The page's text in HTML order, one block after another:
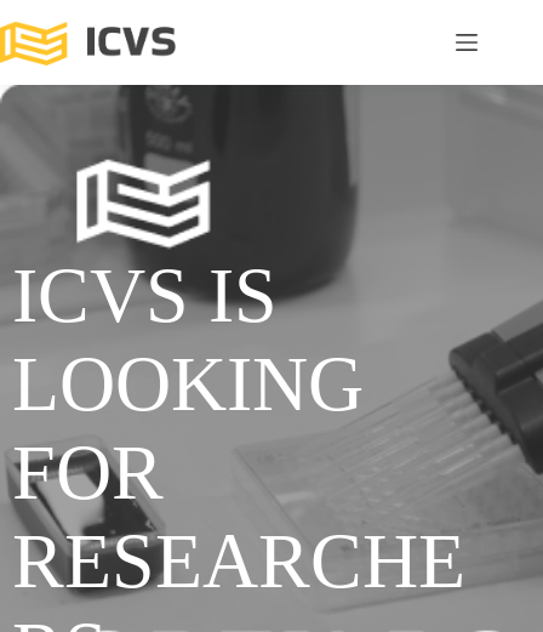
ICVS IS
LOOKING
FOR
RESEARCHE